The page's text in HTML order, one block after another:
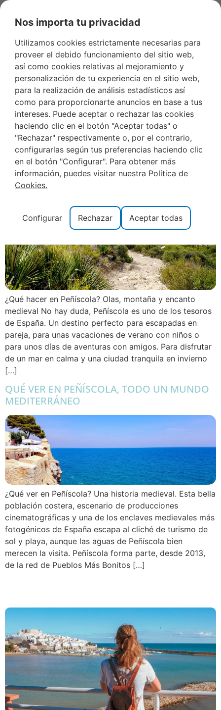
Rutas
QUÉ HACER EN PEÑÍSCOLA ¿CREES QUE
PUEDES ELEGIR?
¿Qué hacer en Peñíscola? Olas, montaña y encanto
medieval No hay duda, Peñíscola es uno de los tesoros
de España. Un destino perfecto para escapadas en
pareja, para unas vacaciones de verano con niños o
para unos días de aventuras con amigos. Para disfrutar
de un mar en calma y una ciudad tranquila en invierno
[…]
QUÉ VER EN PEÑÍSCOLA, TODO UN MUNDO
MEDITERRÁNEO
¿Qué ver en Peñíscola? Una historia medieval. Esta bella
población costera, escenario de producciones
cinematográficas y una de los enclaves medievales más
fotogénicos de España escapa al cliché de turismo de
sol y playa, aunque las aguas de Peñíscola bien
merecen la visita. Peñíscola forma parte, desde 2013,
de la red de Pueblos Más Bonitos […]
Nos importa tu privacidad
Utilizamos cookies estrictamente necesarias para
proveer el debido funcionamiento del sitio web,
así como cookies relativas al mejoramiento y
personalización de tu experiencia en el sitio web,
para la realización de análisis estadísticos así
como para proporcionarte anuncios en base a tus
intereses. Puede aceptar o rechazar las cookies
haciendo clic en el botón "Aceptar todas" o
"Rechazar" respectivamente o, por el contrario,
configurarlas según tus preferencias haciendo clic
en el botón "Configurar". Para obtener más
información, puedes visitar nuestra Política de
Cookies.
Configurar Rechazar Aceptar todas